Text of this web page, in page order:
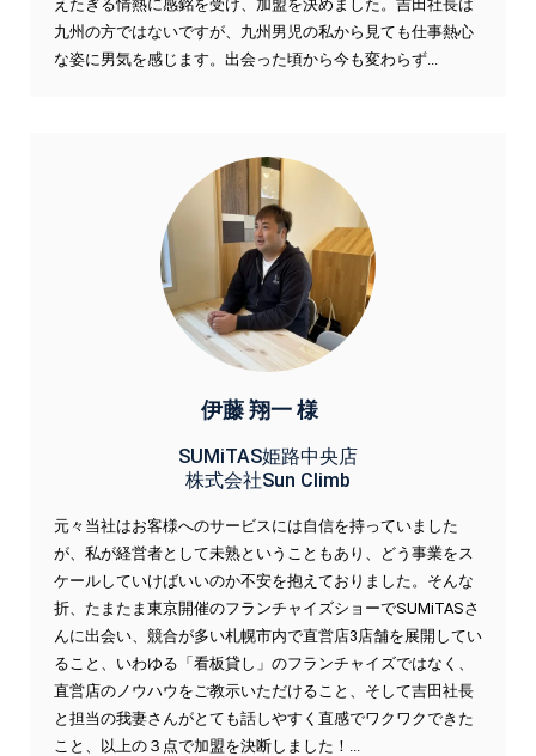
えたぎる情熱に感銘を受け、加盟を決めました。吉田社長は
九州の方ではないですが、九州男児の私から見ても仕事熱心
な姿に男気を感じます。出会った頃から今も変わらず...
伊藤 翔一 様
SUMiTAS姫路中央店
株式会社Sun Climb
元々当社はお客様へのサービスには自信を持っていました
が、私が経営者として未熟ということもあり、どう事業をス
ケールしていけばいいのか不安を抱えておりました。そんな
折、たまたま東京開催のフランチャイズショーでSUMiTASさ
んに出会い、競合が多い札幌市内で直営店3店舗を展開してい
ること、いわゆる「看板貸し」のフランチャイズではなく、
直営店のノウハウをご教示いただけること、そして吉田社長
と担当の我妻さんがとても話しやすく直感でワクワクできた
こと、以上の３点で加盟を決断しました！...